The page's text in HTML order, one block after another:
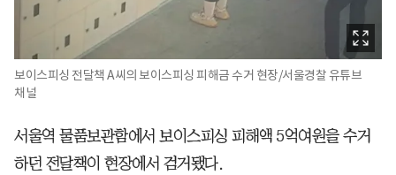
보이스피싱 전달책 A씨의 보이스피싱 피해금 수거 현장/서울경찰 유튜브
채널
서울역 물품보관함에서 보이스피싱 피해액 5억여원을 수거
하던 전달책이 현장에서 검거됐다.